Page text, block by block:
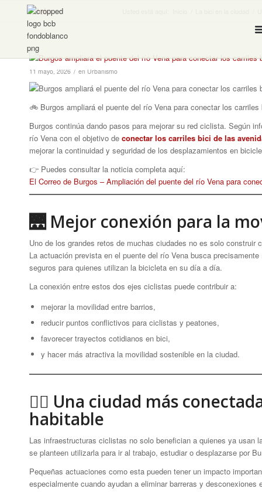
Inicio
11 mayo, 2026 / en Urbanismo
🚲 Burgos ampliará el puente del río Vena para conectar los
Burgos continúa dando pasos para mejorar su red ciclista. Según
río Vena con el objetivo de conectar los carriles bici de las
mejorar la continuidad y seguridad de los desplazamientos en
👉 Puedes consultar la noticia completa aquí:
El Correo de Burgos – Ampliación del puente del río Vena para
🌉 Mejor conexión para la
Uno de los grandes retos de muchas ciudades no es solo
La actuación prevista en el puente del río Vena busca
seguros para quienes utilizan la bicicleta en su día a día.
La conexión entre estos dos ejes ciclistas puede contribuir a:
mejorar la movilidad entre barrios,
reducir puntos conflictivos para ciclistas y peatones,
favorecer trayectos cotidianos en bici,
y hacer más atractiva la movilidad sostenible en la ciudad.
🚴‍♀️ Una ciudad más
habitable
Las infraestructuras ciclistas no solo benefician a quienes ya usan
se planteen utilizarla para ir al trabajo, estudiar o desplazarse por
Pequeñas actuaciones como esta pueden tener un impacto
especialmente cuando ayudan a eliminar barreras y desconexiones